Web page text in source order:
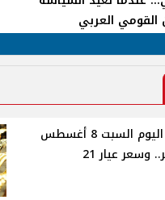
القومي العربي
أسعار الذهب اليوم السبت 8 أغسطس